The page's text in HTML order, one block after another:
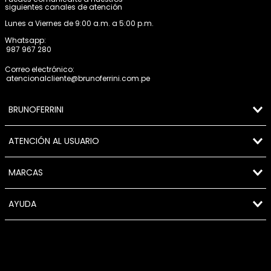
siguientes canales de atención
Lunes a Viernes de 9:00 a.m. a 5:00 p.m.
Whatsapp:
987 967 280
Correo electrónico:
atencionalcliente@brunoferrini.com.pe
BRUNOFERRINI
ATENCIÓN AL USUARIO
MARCAS
AYUDA